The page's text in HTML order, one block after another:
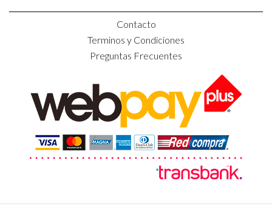
Contacto
Terminos y Condiciones
Preguntas Frecuentes